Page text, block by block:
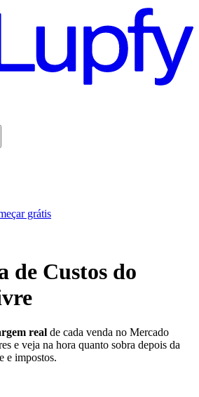
grátis
de Custos do
real de cada venda no Mercado
e veja na hora quanto sobra depois da
e impostos.